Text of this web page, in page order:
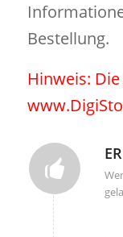
Bestellung.
Hinweis: